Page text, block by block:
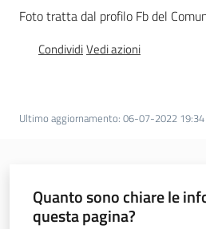
territorio
risorse
Foto tratta dal profilo Fb del
CondividiVedi azioni
Ultimo aggiornamento: 06-07-2022 19:34
Quanto sono chiare le
questa pagina?